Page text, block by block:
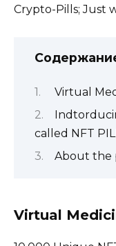
Crypto-Pills; Just
Virtual
called NFT
About the
Virtual